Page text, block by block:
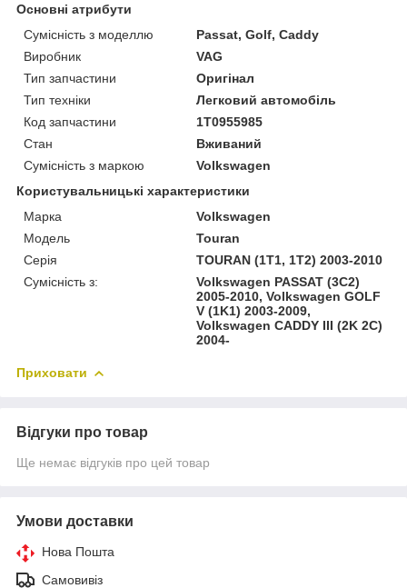
Основні атрибути
Сумісність з моделлю
Passat, Golf, Caddy
Виробник
VAG
Тип запчастини
Оригінал
Тип техніки
Легковий автомобіль
Код запчастини
1T0955985
Стан
Вживаний
Сумісність з маркою
Volkswagen
Користувальницькі характеристики
Марка
Volkswagen
Модель
Touran
Серія
TOURAN (1T1, 1T2) 2003-2010
Сумісність з:
Volkswagen PASSAT (3C2)
2005-2010, Volkswagen GOLF
V (1K1) 2003-2009,
Volkswagen CADDY III (2K 2C)
2004-
Приховати
Відгуки про товар
Ще немає відгуків про цей товар
Умови доставки
Нова Пошта
Самовивіз